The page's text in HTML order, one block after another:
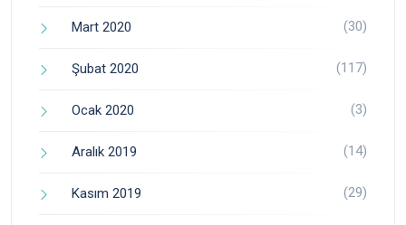
Mart 2020 (30)
Şubat 2020 (117)
Ocak 2020 (3)
Aralık 2019 (14)
Kasım 2019 (29)